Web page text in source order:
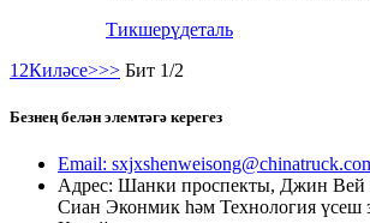
Тикшерүдеталь
1 2Киләсе>>> Бит 1/2
Безнең белән элемтәгә керегез
Email:
Адрес: Шанки проспекты, Джин Вей
Сиан Эконмик һәм Технология үсеш